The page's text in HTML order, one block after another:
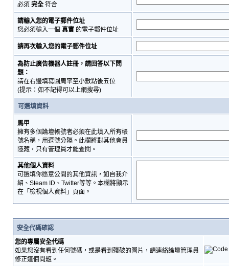
必須 完全符合
請輸入您的電子郵件位址
您必須輸入一個 真實的電子郵件位址
請再次輸入您的電子郵件位址
為防止廣告機器人註冊，請回答以下問
題：
請在右邊填寫圓周率至小數點後五位
(提示：如不記得可以上網搜尋)
可選填資料
馬甲
擁有多個論壇帳號者必須在此填入所有帳
號名稱，用逗號分隔。此欄將對其他會員
隱藏，只有管理員才能查閱。
其他個人資料
可選填你愿意公開的其他資訊，如自我介
紹、Steam ID、Twitter等等。本欄將顯示
在「檢視個人資料」頁面。
安全代碼確認
您的專屬安全代碼
如果您沒有看到任何號碼，或是看到殘破的圖片，請連絡論壇管理員
修正這個問題。